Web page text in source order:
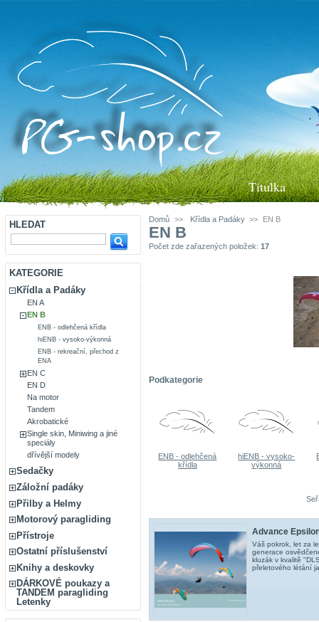
Titulka
HLEDAT
KATEGORIE
Křídla a Padáky
EN A
EN B
ENB - odlehčená křídla
hiENB - vysoko-výkonná
ENB - rekreační, přechod z
ENA
EN C
EN D
Na motor
Tandem
Akrobatické
Single skin, Miniwing a jiné
speciály
dřívější modely
Sedačky
Záložní padáky
Přilby a Helmy
Motorový paragliding
Přístroje
Ostatní příslušenství
Knihy a deskovky
DÁRKOVÉ poukazy a
TANDEM paragliding
Letenky
Domů >> Křídla a Padáky >> EN B
EN B
Počet zde zařazených položek:17
Podkategorie
ENB - odlehčená
křídla
hiENB - vysoko-
výkonná
Advance
Váš pokrok, let za
generace
kluzák v kvalitě
přeletového létání